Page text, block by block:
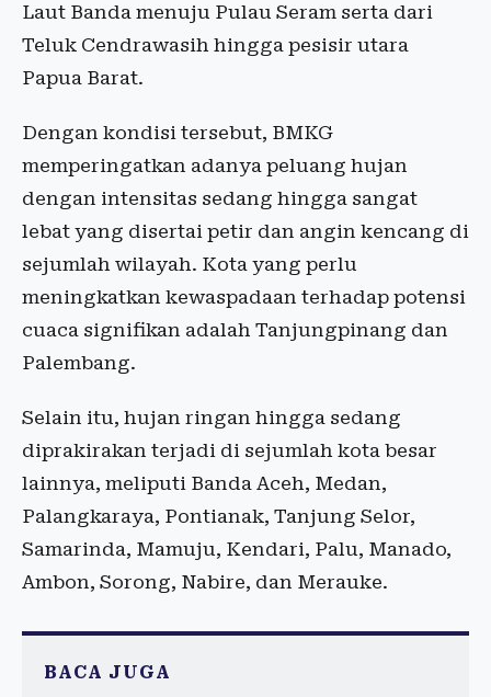
Laut Banda menuju Pulau Seram serta dari
Teluk Cendrawasih hingga pesisir utara
Papua Barat.
Dengan kondisi tersebut, BMKG
memperingatkan adanya peluang hujan
dengan intensitas sedang hingga sangat
lebat yang disertai petir dan angin kencang di
sejumlah wilayah. Kota yang perlu
meningkatkan kewaspadaan terhadap potensi
cuaca signifikan adalah Tanjungpinang dan
Palembang.
Selain itu, hujan ringan hingga sedang
diprakirakan terjadi di sejumlah kota besar
lainnya, meliputi Banda Aceh, Medan,
Palangkaraya, Pontianak, Tanjung Selor,
Samarinda, Mamuju, Kendari, Palu, Manado,
Ambon, Sorong, Nabire, dan Merauke.
BACA JUGA